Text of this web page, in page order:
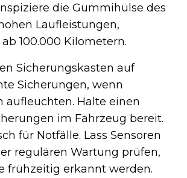
die Gummihülse des
Laufleistungen,
100.000 Kilometern.
Sicherungskasten auf
Sicherungen, wenn
aufleuchten. Halte einen
im Fahrzeug bereit.
für Notfälle. Lass Sensoren
regulären Wartung prüfen,
frühzeitig erkannt werden.